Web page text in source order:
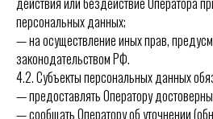
персональных данных;
— на осуществление иных прав,
законодательством РФ.
4.2. Субъекты персональных данных
— предоставлять Оператору
— сообщать Оператору об уточнении